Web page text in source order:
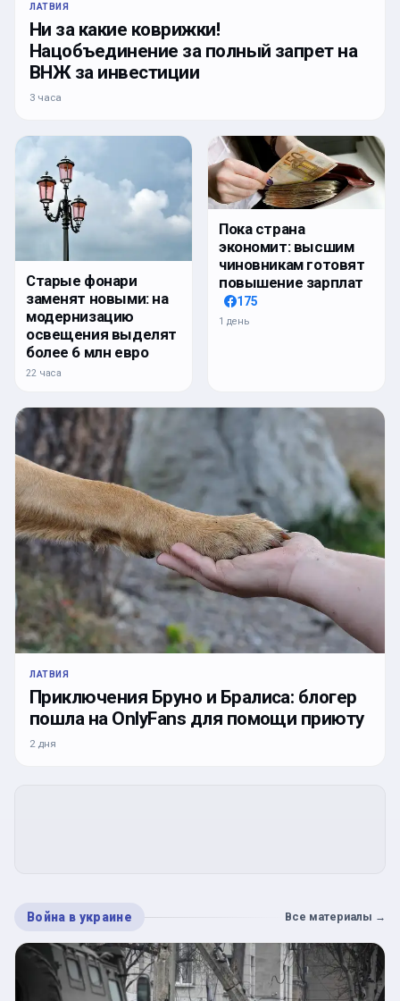
ЛАТВИЯ
Ни за какие коврижки!
Нацобъединение за полный запрет на
ВНЖ за инвестиции
3 часа
Старые фонари
заменят новыми: на
модернизацию
освещения выделят
более 6 млн евро
22 часа
Пока страна
экономит: высшим
чиновникам готовят
повышение зарплат
175
1 день
ЛАТВИЯ
Приключения Бруно и Бралиса: блогер
пошла на OnlyFans для помощи приюту
2 дня
Война в украине Все материалы →